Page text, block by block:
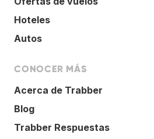
Hoteles
Autos
CONOCER MÁS
Acerca de Trabber
Blog
Trabber Respuestas